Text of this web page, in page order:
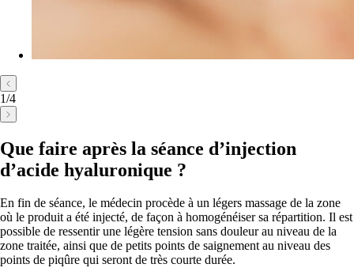
1/4
Que faire après la séance d’injection
d’acide hyaluronique ?
En fin de séance, le médecin procède à un légers massage de la zone
où le produit a été injecté, de façon à homogénéiser sa répartition. Il est
possible de ressentir une légère tension sans douleur au niveau de la
zone traitée, ainsi que de petits points de saignement au niveau des
points de piqûre qui seront de très courte durée.